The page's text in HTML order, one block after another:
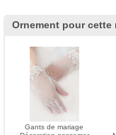
Ornement pour cette
Gants de mariage